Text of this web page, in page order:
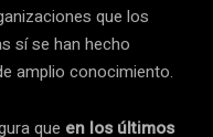
que los
sí se han hecho
amplio conocimiento.
que en los últimos